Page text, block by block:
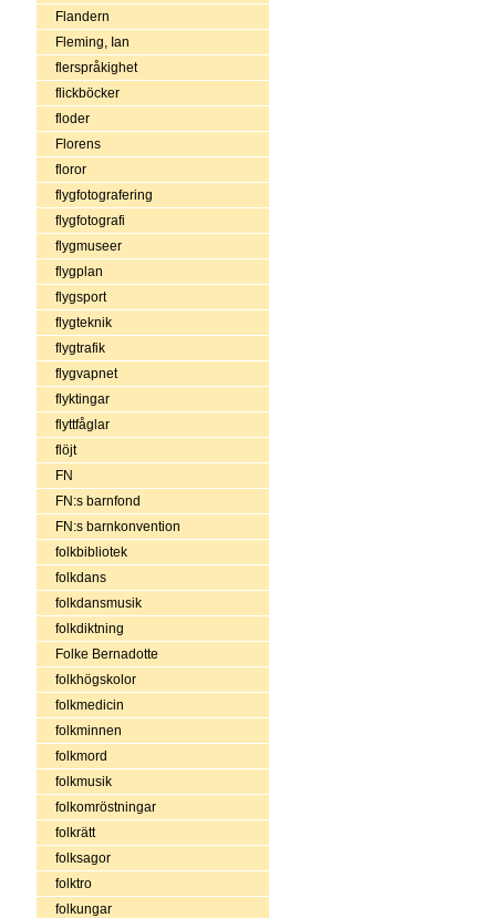
Flandern
Fleming, Ian
flerspråkighet
flickböcker
floder
Florens
floror
flygfotografering
flygfotografi
flygmuseer
flygplan
flygsport
flygteknik
flygtrafik
flygvapnet
flyktingar
flyttfåglar
flöjt
FN
FN:s barnfond
FN:s barnkonvention
folkbibliotek
folkdans
folkdansmusik
folkdiktning
Folke Bernadotte
folkhögskolor
folkmedicin
folkminnen
folkmord
folkmusik
folkomröstningar
folkrätt
folksagor
folktro
folkungar